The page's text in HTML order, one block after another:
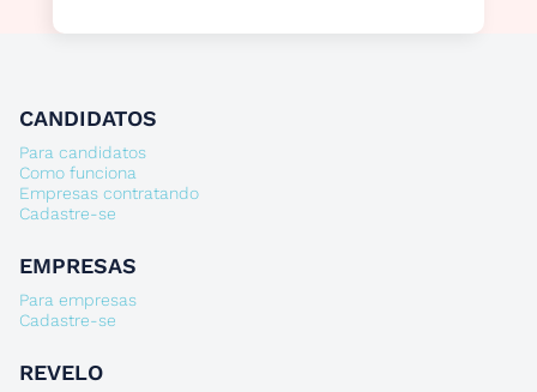
CANDIDATOS
Para candidatos
Como funciona
Empresas contratando
Cadastre-se
EMPRESAS
Para empresas
Cadastre-se
REVELO